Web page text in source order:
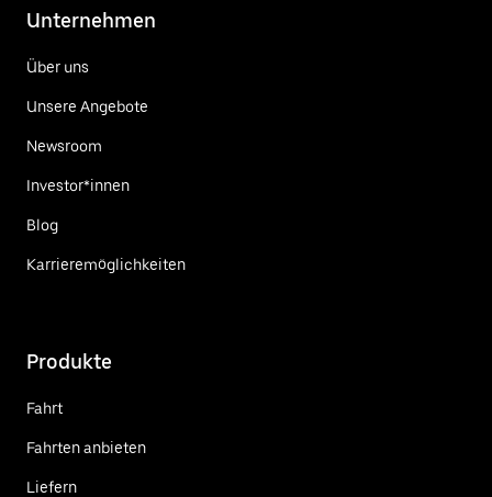
Unternehmen
Über uns
Unsere Angebote
Newsroom
Investor*innen
Blog
Karrieremöglichkeiten
Produkte
Fahrt
Fahrten anbieten
Liefern